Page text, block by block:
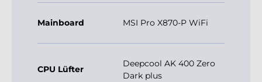
Mainboard MSI Pro X870-P WiFi
CPU Lüfter
Deepcool AK 400 Zero
Dark plus